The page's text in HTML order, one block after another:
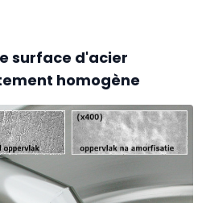
surface d'acier
homogène